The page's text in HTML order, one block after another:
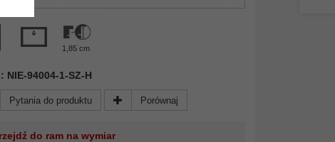
1,85 cm
NIE-94004-1-SZ-H
Pytania do produktu Porównaj
do ram na wymiar